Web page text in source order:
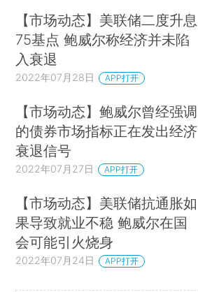
【市场动态】美联储二度升息
75基点 鲍威尔称经济并未陷
入衰退
2022年07月28日 APP打开
【市场动态】鲍威尔曾经强调
的债券市场指标正在发出经济
衰退信号
2022年07月27日 APP打开
【市场动态】美联储抗通胀如
果导致就业不稳 鲍威尔在国
会可能引火烧身
2022年07月24日 APP打开